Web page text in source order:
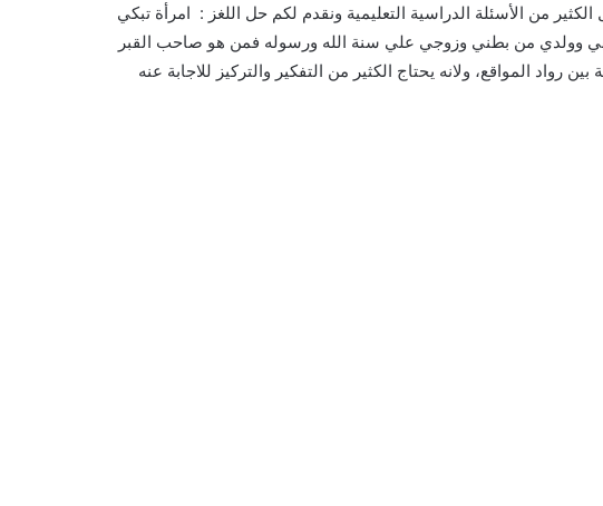
من الأسئلة الدراسية التعليمية ونقدم لكم حل اللغز : ​​​​​ امرأة تبكي
وولدي من بطني وزوجي علي سنة الله ورسوله فمن هو صاحب القبر
المواقع، ولانه يحتاج الكثير من التفكير والتركيز للاجابة عنه